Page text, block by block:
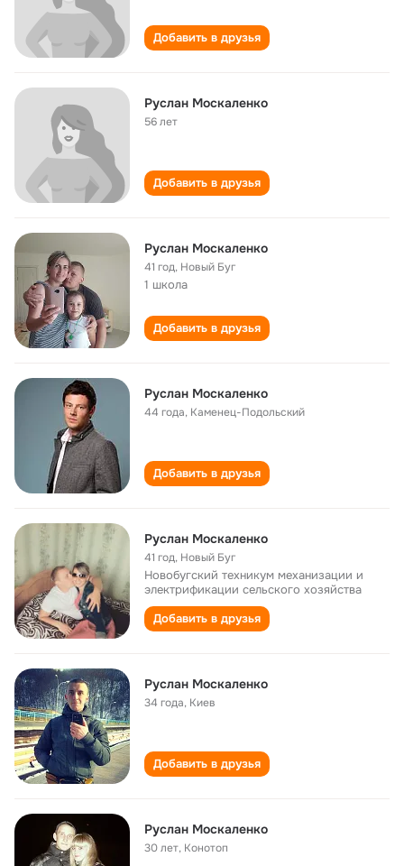
Добавить в друзья
Руслан Москаленко
56 лет
Добавить в друзья
Руслан Москаленко
41 год, Новый Буг
1 школа
Добавить в друзья
Руслан Москаленко
44 года, Каменец-Подольский
Добавить в друзья
Руслан Москаленко
41 год, Новый Буг
Новобугский техникум механизации и
электрификации сельского хозяйства
Добавить в друзья
Руслан Москаленко
34 года, Киев
Добавить в друзья
Руслан Москаленко
30 лет, Конотоп